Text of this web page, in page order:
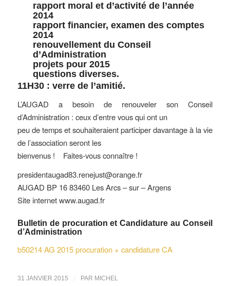
rapport moral et d’activité de l’année
2014
rapport financier, examen des comptes
2014
renouvellement du Conseil
d’Administration
projets pour 2015
questions diverses.
11H30 : verre de l’amitié.
L’AUGAD a besoin de renouveler son Conseil
d’Administration : ceux d’entre vous qui ont un
peu de temps et souhaiteraient participer davantage à la vie
de l’association seront les
bienvenus ! Faites-vous connaître !
presidentaugad83.renejust@orange.fr
AUGAD BP 16 83460 Les Arcs – sur – Argens
Site internet www.augad.fr
Bulletin de procuration et Candidature au Conseil
d’Administration
b50214 AG 2015 procuration + candidature CA
31 JANVIER 2015 / PAR MICHEL